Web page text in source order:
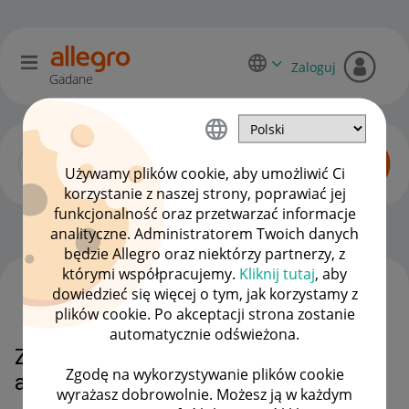
Używamy plików cookie, aby umożliwić Ci
korzystanie z naszej strony, poprawiać jej
funkcjonalność oraz przetwarzać informacje
analityczne. Administratorem Twoich danych
będzie Allegro oraz niektórzy partnerzy, z
którymi współpracujemy. Kliknij tutaj, aby
dowiedzieć się więcej o tym, jak korzystamy z
plików cookie. Po akceptacji strona zostanie
automatycznie odświeżona.
Zgodę na wykorzystywanie plików cookie
wyrażasz dobrowolnie. Możesz ją w każdym
Gadane
Zaloguj
Początkujący sprzedawcy OPCJE
Zablokowane konto a wykupiony
allegro Smart
WSZYSTKIE TEMATY